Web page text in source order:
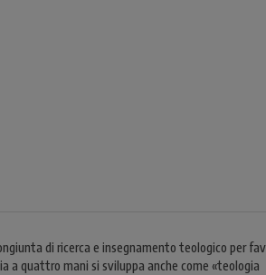
di ricerca e insegnamento teologico per
a quattro mani si sviluppa anche come «teologia